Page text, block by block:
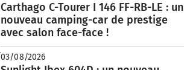
Carthago C-Tourer I 146 FF-RB-LE : un
nouveau camping-car de prestige
avec salon face-face !
03/08/2026